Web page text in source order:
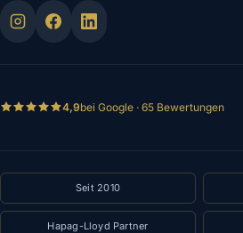
4,9bei Google · 65 Bewertungen
Seit 2010
Hapag-Lloyd Partner